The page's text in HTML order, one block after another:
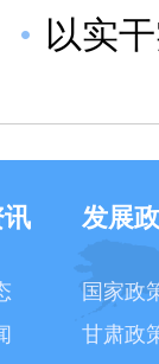
以实
发展
国家政
甘肃政